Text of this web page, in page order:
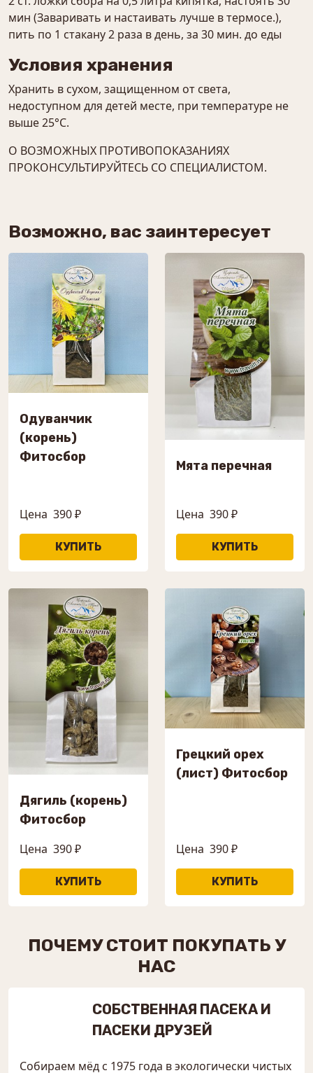
мин (Заваривать и настаивать лучше в термосе.),
пить по 1 стакану 2 раза в день, за 30 мин. до еды
Условия хранения
Хранить в сухом, защищенном от света,
недоступном для детей месте, при температуре не
выше 25°С.
О ВОЗМОЖНЫХ ПРОТИВОПОКАЗАНИЯХ
ПРОКОНСУЛЬТИРУЙТЕСЬ СО СПЕЦИАЛИСТОМ.
Возможно, вас заинтересует
Одуванчик
(корень)
Фитосбор
Цена 390 ₽
Мята перечная
Цена 390 ₽
Дягиль (корень)
Фитосбор
Цена 390 ₽
Грецкий орех
(лист) Фитосбор
Цена 390 ₽
ПОЧЕМУ СТОИТ ПОКУПАТЬ У
НАС
СОБСТВЕННАЯ ПАСЕКА И
ПАСЕКИ ДРУЗЕЙ
Собираем мёд с 1975 года в экологически чистых